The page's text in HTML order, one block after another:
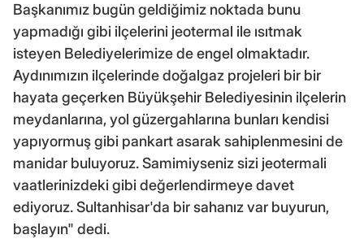
Başkanımız bugün geldiğimiz noktada bunu
yapmadığı gibi ilçelerini jeotermal ile ısıtmak
isteyen Belediyelerimize de engel olmaktadır.
Aydınımızın ilçelerinde doğalgaz projeleri bir bir
hayata geçerken Büyükşehir Belediyesinin ilçelerin
meydanlarına, yol güzergahlarına bunları kendisi
yapıyormuş gibi pankart asarak sahiplenmesini de
manidar buluyoruz. Samimiyseniz sizi jeotermali
vaatlerinizdeki gibi değerlendirmeye davet
ediyoruz. Sultanhisar'da bir sahanız var buyurun,
başlayın" dedi.